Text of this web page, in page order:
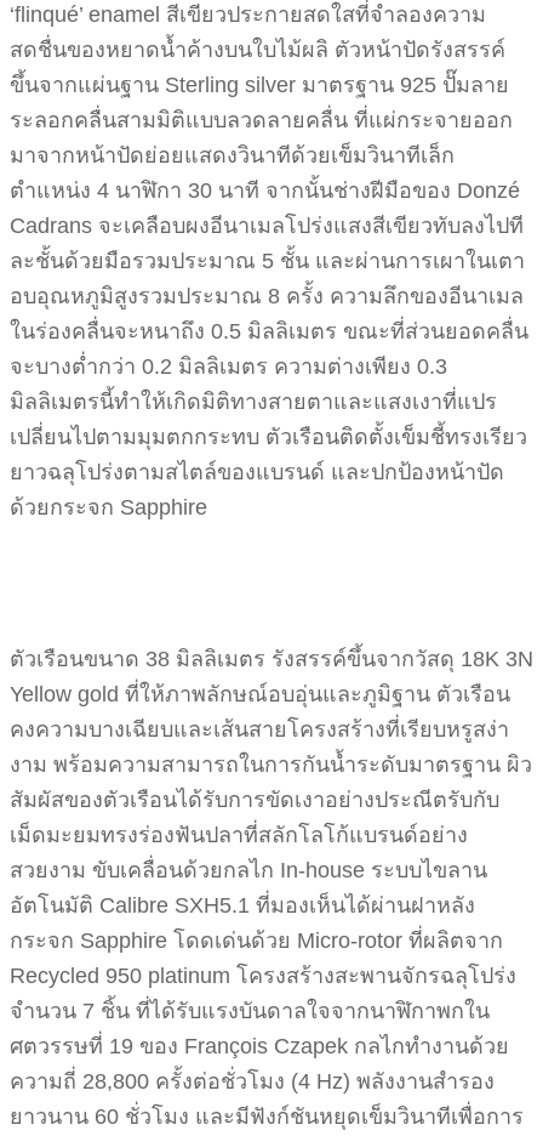
‘flinqué’ enamel สีเขียวประกายสดใสที่จำลองความ
สดชื่นของหยาดน้ำค้างบนใบไม้ผลิ ตัวหน้าปัดรังสรรค์
ขึ้นจากแผ่นฐาน Sterling silver มาตรฐาน 925 ปั๊มลาย
ระลอกคลื่นสามมิติแบบลวดลายคลื่น ที่แผ่กระจายออก
มาจากหน้าปัดย่อยแสดงวินาทีด้วยเข็มวินาทีเล็ก
ตำแหน่ง 4 นาฬิกา 30 นาที จากนั้นช่างฝีมือของ Donzé
Cadrans จะเคลือบผงอีนาเมลโปร่งแสงสีเขียวทับลงไปที
ละชั้นด้วยมือรวมประมาณ 5 ชั้น และผ่านการเผาในเตา
อบอุณหภูมิสูงรวมประมาณ 8 ครั้ง ความลึกของอีนาเมล
ในร่องคลื่นจะหนาถึง 0.5 มิลลิเมตร ขณะที่ส่วนยอดคลื่น
จะบางต่ำกว่า 0.2 มิลลิเมตร ความต่างเพียง 0.3
มิลลิเมตรนี้ทำให้เกิดมิติทางสายตาและแสงเงาที่แปร
เปลี่ยนไปตามมุมตกกระทบ ตัวเรือนติดตั้งเข็มชี้ทรงเรียว
ยาวฉลุโปร่งตามสไตล์ของแบรนด์ และปกป้องหน้าปัด
ด้วยกระจก Sapphire
ตัวเรือนขนาด 38 มิลลิเมตร รังสรรค์ขึ้นจากวัสดุ 18K 3N
Yellow gold ที่ให้ภาพลักษณ์อบอุ่นและภูมิฐาน ตัวเรือน
คงความบางเฉียบและเส้นสายโครงสร้างที่เรียบหรูสง่า
งาม พร้อมความสามารถในการกันน้ำระดับมาตรฐาน ผิว
สัมผัสของตัวเรือนได้รับการขัดเงาอย่างประณีตรับกับ
เม็ดมะยมทรงร่องฟันปลาที่สลักโลโก้แบรนด์อย่าง
สวยงาม ขับเคลื่อนด้วยกลไก In-house ระบบไขลาน
อัตโนมัติ Calibre SXH5.1 ที่มองเห็นได้ผ่านฝาหลัง
กระจก Sapphire โดดเด่นด้วย Micro-rotor ที่ผลิตจาก
Recycled 950 platinum โครงสร้างสะพานจักรฉลุโปร่ง
จำนวน 7 ชิ้น ที่ได้รับแรงบันดาลใจจากนาฬิกาพกใน
ศตวรรษที่ 19 ของ François Czapek กลไกทำงานด้วย
ความถี่ 28,800 ครั้งต่อชั่วโมง (4 Hz) พลังงานสำรอง
ยาวนาน 60 ชั่วโมง และมีฟังก์ชันหยุดเข็มวินาทีเพื่อการ